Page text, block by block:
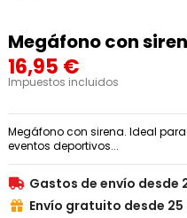
Megáfono con
16,95 €
Impuestos incluidos
Megáfono con sirena. Ideal
eventos deportivos...
 Gastos de envío desde
 Envío gratuito desde 25